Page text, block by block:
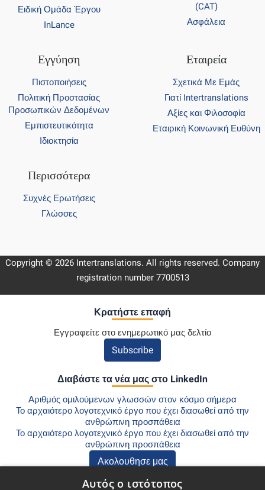
Ειδική Ομάδα Έργου
InLance
(CAT)
Ασφάλεια
Εγγύηση
Πιστοποιήσεις
Πολιτική Προστασίας
Προσωπικών Δεδομένων
Εμπιστευτικότητα
Ιδιοκτησία
Εταιρεία
Σχετικά Με Εμάς
Γιατί Intertranslations
Αξίες και Φιλοσοφία
Εταιρική Κοινωνική Ευθύνη
Περισσότερα
Συχνές Ερωτήσεις
Γλώσσες
Copyright © 2026 Intertranslations. All rights reserved. Company
registration number 7700513
Κρατήστε επαφή
Εγγραφείτε στο ενημερωτικό μας δελτίο
Subscribe
Διαβάστε τα νέα μας στο LinkedIn
Αριθμός ομιλούμενων γλωσσών στον κόσμο σήμερα
Το αρχαιότερο λογοτεχνικό έργο που έχει διασωθεί από την
ανθρώπινη προσπάθεια
Το αρχαιότερο λογοτεχνικό έργο που έχει διασωθεί από την
ανθρώπινη προσπάθεια
Ακολουθησε μας
Αυτός ο ιστότοπος